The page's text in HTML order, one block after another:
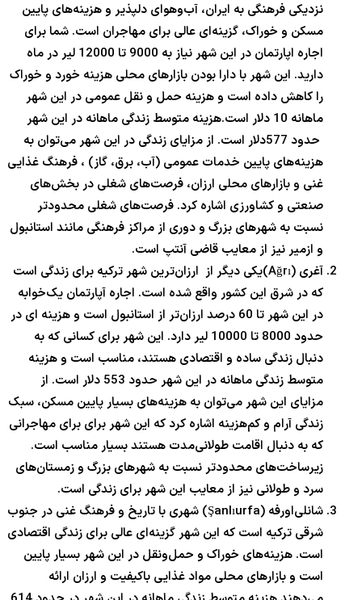
نزدیکی فرهنگی به ایران، آب‌وهوای دلپذیر و هزینه‌های پایین
مسکن و خوراک، گزینه‌ای عالی برای مهاجران است. شما برای
اجاره اپارتمان در این شهر نیاز به 9000 تا 12000 لیر در ماه
دارید. این شهر با دارا بودن بازارهای محلی هزینه خورد و خوراک
را کاهش داده است و هزینه حمل و نقل عمومی در این شهر
ماهانه 10 دلار است.هزینه متوسط زندگی ماهانه در این شهر
حدود 577دلار است. از مزایای زندگی در این شهر می‌توان به
هزینه‌های پایین خدمات عمومی (آب، برق، گاز) ، فرهنگ غذایی
غنی و بازارهای محلی ارزان، فرصت‌های شغلی در بخش‌های
صنعتی و کشاورزی اشاره کرد. فرصت‌های شغلی محدودتر
نسبت به شهرهای بزرگ و دوری از مراکز فرهنگی مانند استانبول
و ازمیر نیز از معایب قاضی آنتپ است.
آغری (Ağrı)یکی دیگر از ارزان‌ترین شهر ترکیه برای زندگی است
که در شرق این کشور واقع شده است. اجاره آپارتمان یک‌خوابه
در این شهر تا 60 درصد ارزان‌تر از استانبول است و هزینه ای در
حدود 8000 تا 10000 لیر دارد. این شهر برای کسانی که به
دنبال زندگی ساده و اقتصادی هستند، مناسب است و هزینه
متوسط زندگی ماهانه در این شهر حدود 553 دلار است. از
مزایای این شهر می‌توان به هزینه‌های بسیار پایین مسکن، سبک
زندگی آرام و کم‌هزینه اشاره کرد که این شهر برای برای مهاجرانی
که به دنبال اقامت طولانی‌مدت هستند بسیار مناسب است.
زیرساخت‌های محدودتر نسبت به شهرهای بزرگ و زمستان‌های
سرد و طولانی نیز از معایب این شهر برای زندگی است.
شانلی‌اورفه (Şanlıurfa) شهری با تاریخ و فرهنگ غنی در جنوب
شرقی ترکیه است که این شهر گزینه‌ای عالی برای زندگی اقتصادی
است. هزینه‌های خوراک و حمل‌ونقل در این شهر بسیار پایین
است و بازارهای محلی مواد غذایی باکیفیت و ارزان ارائه